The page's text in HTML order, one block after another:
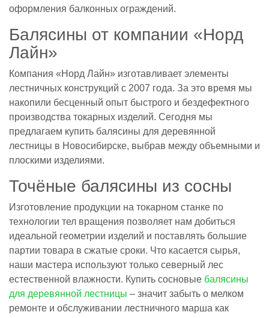
оформления балконных ограждений.
Балясины от компании «Норд
Лайн»
Компания «Норд Лайн» изготавливает элементы
лестничных конструкций с 2007 года. За это время мы
накопили бесценный опыт быстрого и бездефектного
производства токарных изделий. Сегодня мы
предлагаем купить балясины для деревянной
лестницы в Новосибирске, выбрав между объемными и
плоскими изделиями.
Точёные балясины из сосны
Изготовление продукции на токарном станке по
технологии тел вращения позволяет нам добиться
идеальной геометрии изделий и поставлять большие
партии товара в сжатые сроки. Что касается сырья,
наши мастера используют только северный лес
естественной влажности. Купить сосновые балясины
для деревянной лестницы – значит забыть о мелком
ремонте и обслуживании лестничного марша как